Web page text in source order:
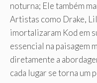
noturna; Ele também
Artistas como Drake,
imortalizaram Kod em
essencial na paisagem
diretamente a
cada lugar se torna um